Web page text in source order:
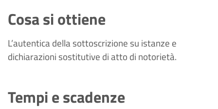
Cosa si ottiene
L’autentica della sottoscrizione su istanze e
dichiarazioni sostitutive di atto di notorietà.
Tempi e scadenze